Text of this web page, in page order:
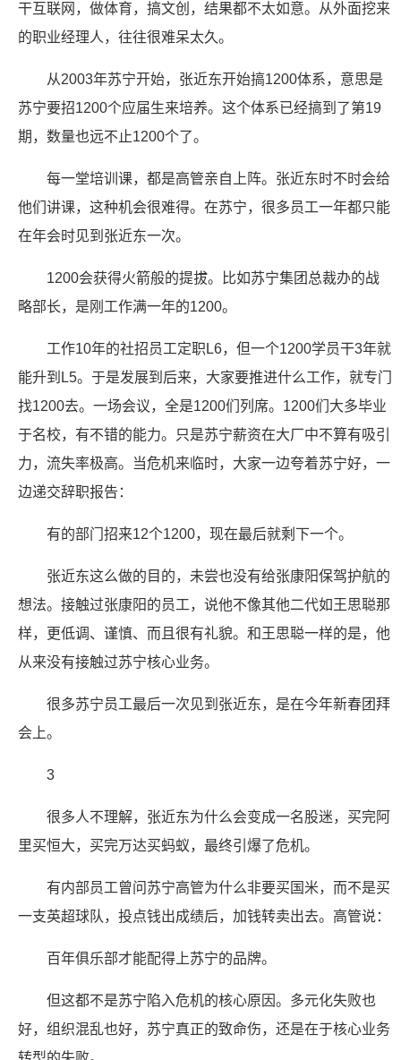
干互联网，做体育，搞文创，结果都不太如意。从外面挖来
的职业经理人，往往很难呆太久。
从2003年苏宁开始，张近东开始搞1200体系，意思是
苏宁要招1200个应届生来培养。这个体系已经搞到了第19
期，数量也远不止1200个了。
每一堂培训课，都是高管亲自上阵。张近东时不时会给
他们讲课，这种机会很难得。在苏宁，很多员工一年都只能
在年会时见到张近东一次。
1200会获得火箭般的提拔。比如苏宁集团总裁办的战
略部长，是刚工作满一年的1200。
工作10年的社招员工定职L6，但一个1200学员干3年就
能升到L5。于是发展到后来，大家要推进什么工作，就专门
找1200去。一场会议，全是1200们列席。1200们大多毕业
于名校，有不错的能力。只是苏宁薪资在大厂中不算有吸引
力，流失率极高。当危机来临时，大家一边夸着苏宁好，一
边递交辞职报告：
有的部门招来12个1200，现在最后就剩下一个。
张近东这么做的目的，未尝也没有给张康阳保驾护航的
想法。接触过张康阳的员工，说他不像其他二代如王思聪那
样，更低调、谨慎、而且很有礼貌。和王思聪一样的是，他
从来没有接触过苏宁核心业务。
很多苏宁员工最后一次见到张近东，是在今年新春团拜
会上。
3
很多人不理解，张近东为什么会变成一名股迷，买完阿
里买恒大，买完万达买蚂蚁，最终引爆了危机。
有内部员工曾问苏宁高管为什么非要买国米，而不是买
一支英超球队，投点钱出成绩后，加钱转卖出去。高管说：
百年俱乐部才能配得上苏宁的品牌。
但这都不是苏宁陷入危机的核心原因。多元化失败也
好，组织混乱也好，苏宁真正的致命伤，还是在于核心业务